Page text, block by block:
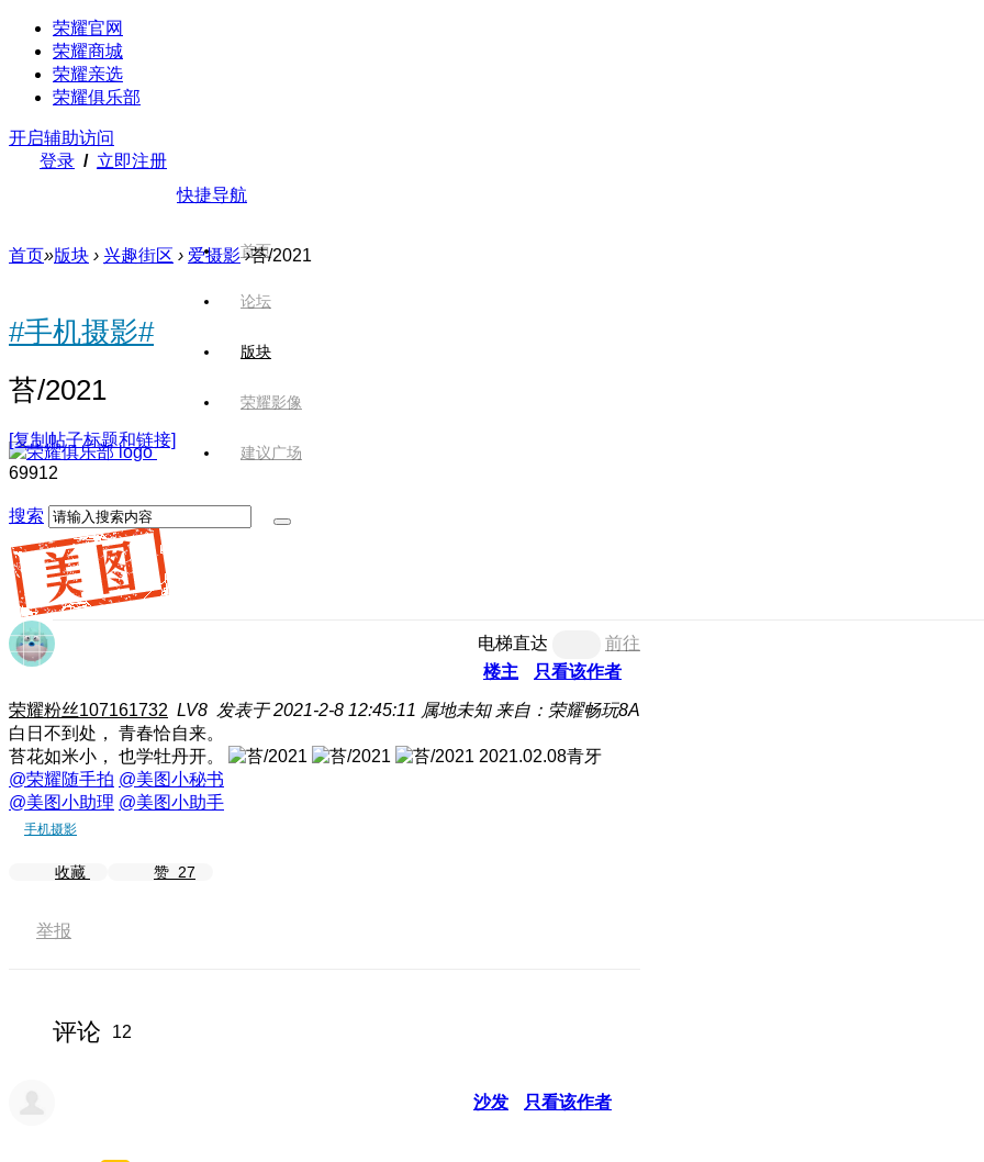
荣耀官网
荣耀商城
荣耀亲选
荣耀俱乐部
开启辅助访问
登录 / 立即注册
快捷导航
首页
论坛
版块
荣耀影像
建议广场
搜索
首页»版块 › 兴趣街区 › 爱摄影 ›苔/2021
#手机摄影#
苔/2021
[复制帖子标题和链接]
69912
电梯直达
前往
楼主
只看该作者
荣耀粉丝107161732 LV8 发表于 2021-2-8 12:45:11 属地未知 来自：荣耀畅玩8A
白日不到处， 青春恰自来。
苔花如米小， 也学牡丹开。
2021.02.08青牙
@荣耀随手拍 @美图小秘书
@美图小助理 @美图小助手
手机摄影
收藏 赞 27
举报
评论 12
沙发 只看该作者